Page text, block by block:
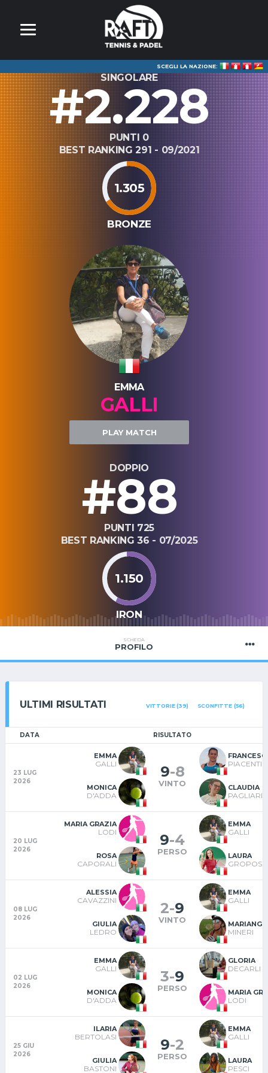
SCEGLI LA NAZIONE:
SINGOLARE
#2.228
PUNTI 0
BEST RANKING 291 - 09/2021
1.305
BRONZE
EMMA
GALLI
PLAY MATCH
DOPPIO
#88
PUNTI 725
BEST RANKING 36 - 07/2025
1.150
IRON
SCHEDA
PROFILO
ULTIMI RISULTATI VITTORIE (39) SCONFITTE (56)
DATA RISULTATO
23 LUG
2026
EMMA
GALLI
MONICA
D'ADDA
9-8
VINTO CLAUDIA
20 LUG
2026
MARIA GRAZIA
LODI
ROSA
CAPORALI
9-4
PERSO
EMMA
GALLI
LAURA
08 LUG
2026
ALESSIA
CAVAZZINI
GIULIA
LEDRO
2-9
VINTO
EMMA
GALLI
MINERI
02 LUG
2026
EMMA
GALLI
MONICA
D'ADDA
3-9
PERSO
GLORIA
DECARLI
MARIA
LODI
25 GIU
2026
ILARIA
BERTOLASI
GIULIA
BASTONI
9-2
PERSO
EMMA
GALLI
LAURA
PESCI